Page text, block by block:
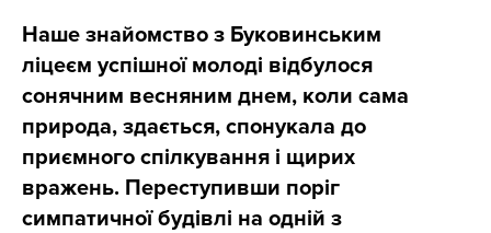
Наше знайомство з Буковинським
ліцеєм успішної молоді відбулося
сонячним весняним днем, коли сама
природа, здається, спонукала до
приємного спілкування і щирих
вражень. Переступивши поріг
симпатичної будівлі на одній з